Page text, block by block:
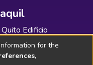
Edificio
baja
for the